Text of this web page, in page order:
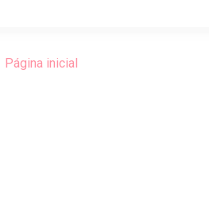
Página inicial